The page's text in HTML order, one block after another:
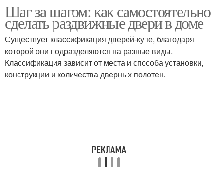
раздвижных дверей
комнат
Шаг за шагом: как самостоятельно
сделать раздвижные двери в доме
Существует классификация дверей-купе, благодаря
которой они подразделяются на разные виды.
Классификация зависит от места и способа установки,
конструкции и количества дверных полотен.